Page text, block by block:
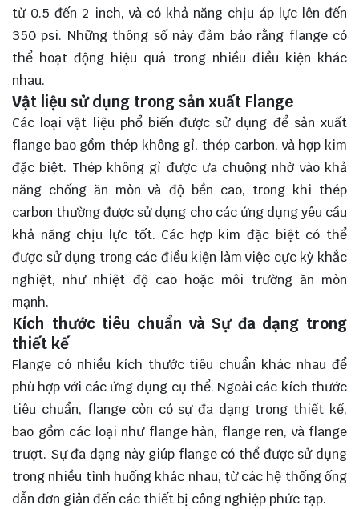
từ 0.5 đến 2 inch, và có khả năng chịu áp lực lên đến
350 psi. Những thông số này đảm bảo rằng flange có
thể hoạt động hiệu quả trong nhiều điều kiện khác
nhau.
Vật liệu sử dụng trong sản xuất Flange
Các loại vật liệu phổ biến được sử dụng để sản xuất
flange bao gồm thép không gỉ, thép carbon, và hợp kim
đặc biệt. Thép không gỉ được ưa chuộng nhờ vào khả
năng chống ăn mòn và độ bền cao, trong khi thép
carbon thường được sử dụng cho các ứng dụng yêu cầu
khả năng chịu lực tốt. Các hợp kim đặc biệt có thể
được sử dụng trong các điều kiện làm việc cực kỳ khắc
nghiệt, như nhiệt độ cao hoặc môi trường ăn mòn
mạnh.
Kích thước tiêu chuẩn và Sự đa dạng trong
thiết kế
Flange có nhiều kích thước tiêu chuẩn khác nhau để
phù hợp với các ứng dụng cụ thể. Ngoài các kích thước
tiêu chuẩn, flange còn có sự đa dạng trong thiết kế,
bao gồm các loại như flange hàn, flange ren, và flange
trượt. Sự đa dạng này giúp flange có thể được sử dụng
trong nhiều tình huống khác nhau, từ các hệ thống ống
dẫn đơn giản đến các thiết bị công nghiệp phức tạp.